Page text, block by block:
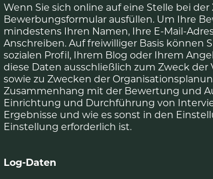
Wenn Sie sich online auf eine Stelle bei
Bewerbungsformular ausfüllen. Um Ihre
mindestens Ihren Namen, Ihre E-Mail-
Anschreiben. Auf freiwilliger Basis können
sozialen Profil, Ihrem Blog oder Ihrem
diese Daten ausschließlich zum Zweck
sowie zu Zwecken der
Zusammenhang mit der Bewertung und
Einrichtung und Durchführung von
Ergebnisse und wie es sonst in den
Einstellung erforderlich ist.
Log-Daten